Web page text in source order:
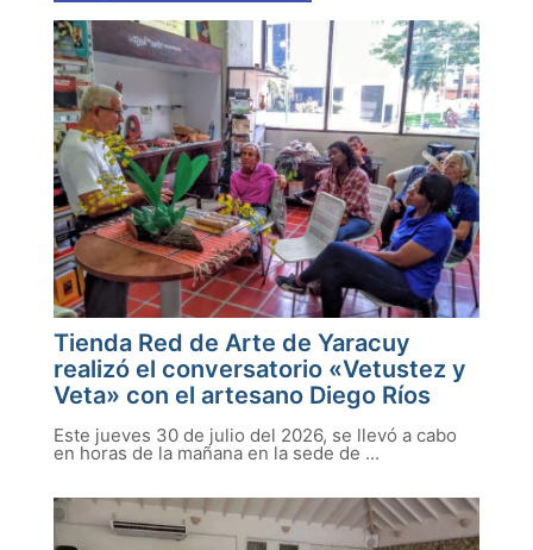
Tienda Red de Arte de Yaracuy
realizó el conversatorio «Vetustez y
Veta» con el artesano Diego Ríos
Este jueves 30 de julio del 2026, se llevó a cabo
en horas de la mañana en la sede de ...